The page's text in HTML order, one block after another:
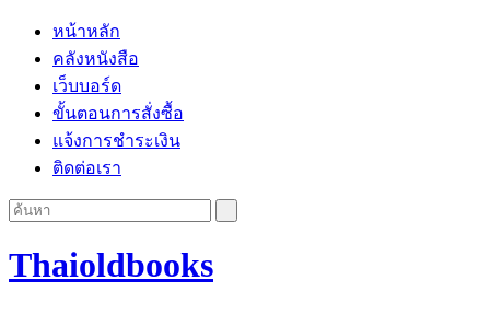
หน้าหลัก
คลังหนังสือ
เว็บบอร์ด
ขั้นตอนการสั่งซื้อ
แจ้งการชำระเงิน
ติดต่อเรา
Thaioldbooks